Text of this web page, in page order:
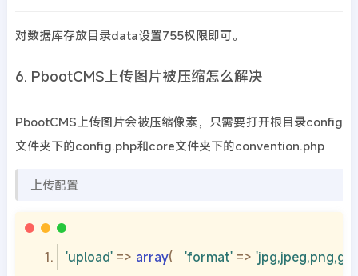
对数据库存放目录data设置755权限即可。
6. PbootCMS上传图片被压缩怎么解决
PbootCMS上传图片会被压缩像素，只需要打开根目录config
文件夹下的config.php和core文件夹下的convention.php
上传配置
'upload' => array( 'format' =>